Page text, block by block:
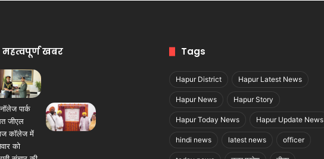
महत्वपूर्ण खबर Tags
Hapur District Hapur Latest News
Hapur News Hapur Story
Hapur Today News Hapur Update News
hindi news latest news officer